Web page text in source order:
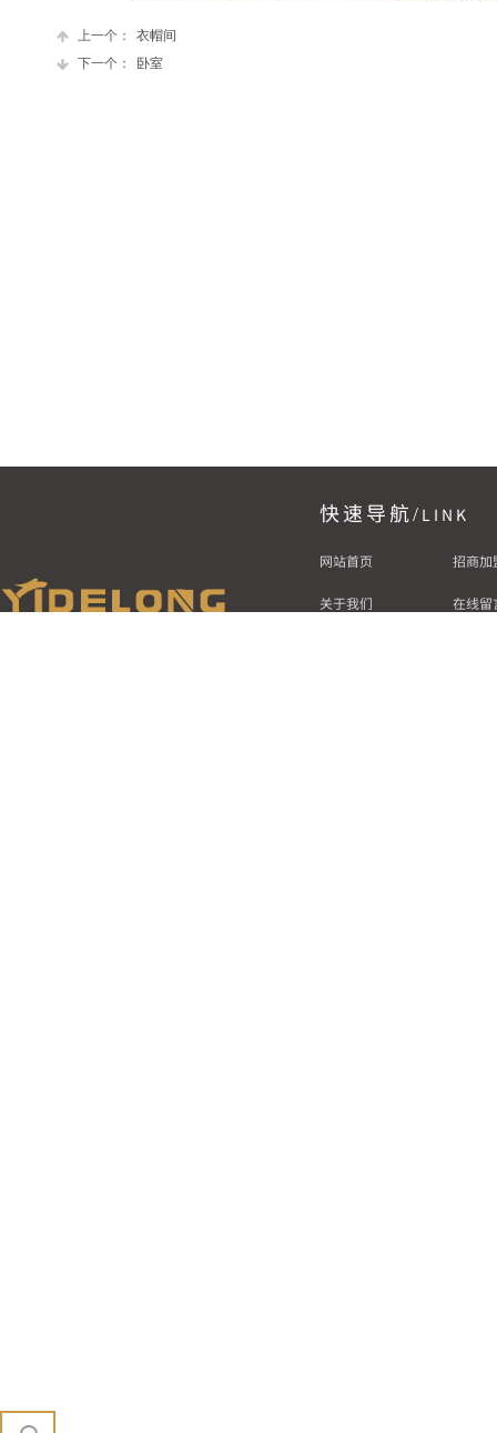
上一个：
衣帽间
下一个：
卧室
快速导航/ LINK
网站首页
关于我们
招商加
在线留